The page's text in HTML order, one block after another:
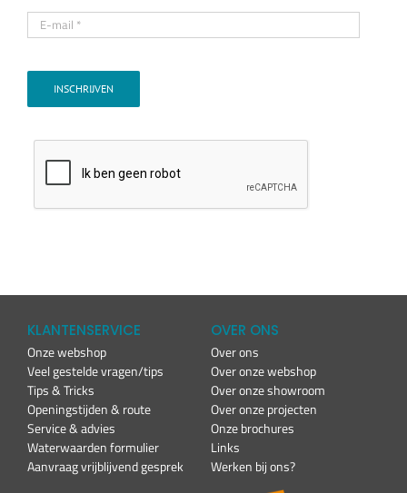
INSCHRIJVEN
KLANTENSERVICE
Onze webshop
Veel gestelde vragen/tips
Tips & Tricks
Openingstijden & route
Service & advies
Waterwaarden formulier
Aanvraag vrijblijvend gesprek
OVER ONS
Over ons
Over onze webshop
Over onze showroom
Over onze projecten
Onze brochures
Links
Werken bij ons?